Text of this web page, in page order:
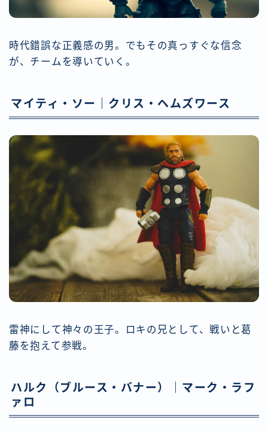
時代錯誤な正義感の男。でもその真っすぐな信念
が、チームを導いていく。
マイティ・ソー｜クリス・ヘムズワース
雷神にして神々の王子。ロキの兄として、戦いと葛
藤を抱えて参戦。
ハルク（ブルース・バナー）｜マーク・ラフ
ァロ